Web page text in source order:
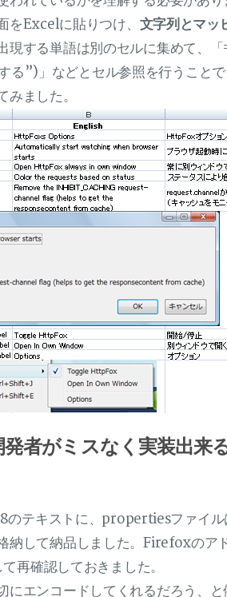
をExcelに貼りつけ、 文字列とマッ
現する単語は別のセルに集めて、「
る”)」などとセル参照を行うことで
ました。
者がミスなく実装出来
のテキストに、propertiesファイ
納して納品しました。Firefoxのア
再確認しておきました。
にエンコードしてくれるだろう、